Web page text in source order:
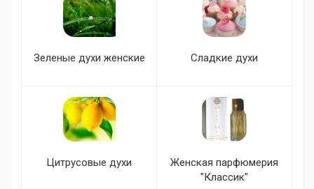
Зеленые духи женские Сладкие духи
Цитрусовые духи
Женская парфюмерия
"Классик"